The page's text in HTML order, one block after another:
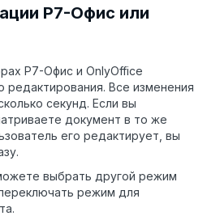
Р7-Офис или
Р7-Офис и OnlyOffice
Все изменения
секунд. Если вы
документ в то же
его редактирует, вы
выбрать другой режим
режим для